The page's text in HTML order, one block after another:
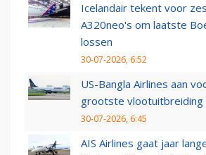
Icelandair tekent voor
A320neo's om laatste
lossen
30-07-2026, 6:52
US-Bangla Airlines aan
grootste vlootuitbreiding
30-07-2026, 6:45
AIS Airlines gaat jaar